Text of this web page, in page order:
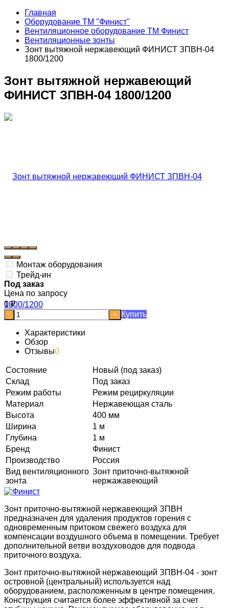
Главная
Оборудование ТМ "Финист"
Вентиляционное оборудование ТМ Финист
Вентиляционные зонты
Зонт вытяжной нержавеющий ФИНИСТ ЗПВН-04
1800/1200
Зонт вытяжной нержавеющий
ФИНИСТ ЗПВН-04 1800/1200
Монтаж оборудования
Трейд-ин
Под заказ
Цена по запросу
0₽
- + Купить
Характеристики
Обзор
Отзывы0
Состояние
Новый (под заказ)
Склад
Под заказ
Режим работы
Режим рециркуляции
Материал
Нержавеющая сталь
Высота
400 мм
Ширина
1 м
Глубина
1 м
Бренд
Финист
Производство
Россия
Вид вентиляционного
зонта
Зонт приточно-вытяжной
нержажавеющий
Зонт приточно-вытяжной нержавеющий ЗПВН
предназначен для удаления продуктов горения с
одновременным притоком свежего воздуха для
компенсации воздушного объема в помещении. Требует
дополнительной ветви воздуховодов для подвода
приточного воздуха.
Зонт приточно-вытяжной нержавеющий ЗПВН-04 - зонт
островной (центральный) используется над
оборудованием, расположенным в центре помещения.
Конструкция считается более эффективной за счет